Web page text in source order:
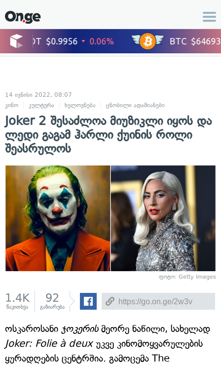
14 ივნისი 2022, 08:07
კინო
კულტურა ხელოვნება ცნობილი ადამიანები
Joker 2 შესაძლოა მიუზიკლი იყოს და
ლედი გაგამ ჰარლი ქუინის როლი
შეასრულოს
ფოტო: Getty Images
1.4K
წაკითხვა
92
გაზიარება
ოსკაროსანი ჯოკერისმეორე ნაწილი, სახელად
Joker: Folie à deuxუკვე კინომოყვარულების
ყურადღების ცენტრშია. გამოცემა The